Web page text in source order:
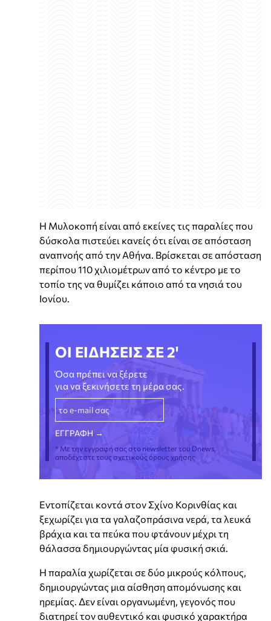
Η Μυλοκοπή είναι από εκείνες τις παραλίες που
δύσκολα πιστεύει κανείς ότι είναι σε απόσταση
αναπνοής από την Αθήνα. Βρίσκεται σε απόσταση
περίπου 110 χιλιομέτρων από το κέντρο με το
τοπίο της να θυμίζει κάποιο από τα νησιά του
Ιονίου.
ΟΙ ΕΙΔΗΣΕΙΣ ΣΕ 2'
Όσα πρέπει να ξέρετε
για να ξεκινήσετε τη μέρα σας.
* Με την εγγραφή σας στο newsletter του Dnews,
αποδέχεστε τους σχετικούς όρους χρήσης
Εντοπίζεται κοντά στον Σχίνο Κορινθίας και
ξεχωρίζει για τα γαλαζοπράσινα νερά, τα λευκά
βράχια και τα πεύκα που φτάνουν μέχρι τη
θάλασσα δημιουργώντας μία φυσική σκιά.
Η παραλία χωρίζεται σε δύο μικρούς κόλπους,
δημιουργώντας μια αίσθηση απομόνωσης και
ηρεμίας. Δεν είναι οργανωμένη, γεγονός που
διατηρεί τον αυθεντικό και φυσικό χαρακτήρα